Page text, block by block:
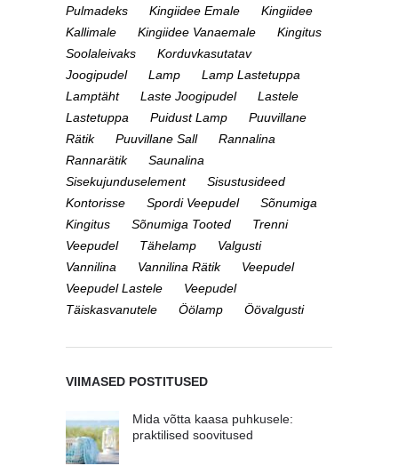
Pulmadeks
Kingiidee Emale
Kingiidee
Kallimale
Kingiidee Vanaemale
Kingitus
Soolaleivaks
Korduvkasutatav
Joogipudel
Lamp
Lamp Lastetuppa
Lamptäht
Laste Joogipudel
Lastele
Lastetuppa
Puidust Lamp
Puuvillane
Rätik
Puuvillane Sall
Rannalina
Rannarätik
Saunalina
Sisekujunduselement
Sisustusideed
Kontorisse
Spordi Veepudel
Sõnumiga
Kingitus
Sõnumiga Tooted
Trenni
Veepudel
Tähelamp
Valgusti
Vannilina
Vannilina Rätik
Veepudel
Veepudel Lastele
Veepudel
Täiskasvanutele
Öölamp Öövalgusti
VIIMASED POSTITUSED
Mida võtta kaasa puhkusele:
praktilised soovitused